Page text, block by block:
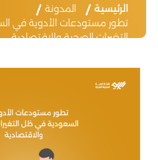
الرئيسية
المدونة
تطور مستودعات الأدوية في
التغيرات الصحية والاقتصادية.